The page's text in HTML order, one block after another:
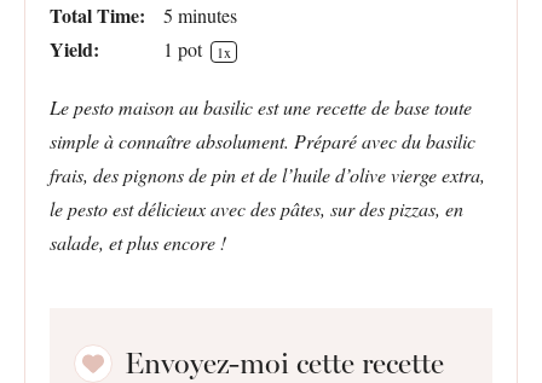
Total Time: 5 minutes
Yield: 1 pot 1x
Le pesto maison au basilic est une recette de base toute
simple à connaître absolument. Préparé avec du basilic
frais, des pignons de pin et de l’huile d’olive vierge extra,
le pesto est délicieux avec des pâtes, sur des pizzas, en
salade, et plus encore !
Envoyez-moi cette recette